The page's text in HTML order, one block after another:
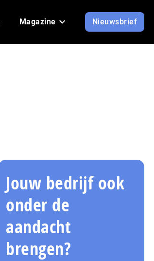
Magazine Nieuwsbrief
Jouw bedrijf ook
onder de
aandacht
brengen?